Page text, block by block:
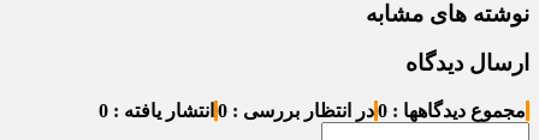
نوشته های مشابه
ارسال دیدگاه
مجموع دیدگاهها : 0 در انتظار بررسی : 0 انتشار یافته : 0